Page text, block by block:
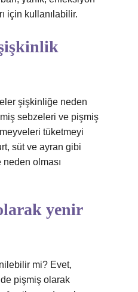
için kullanılabilir.
şişkinliğe neden
sebzeleri ve pişmiş
tüketmeyi
süt ve ayran gibi
olması
yenir
mi? Evet,
pişmiş olarak